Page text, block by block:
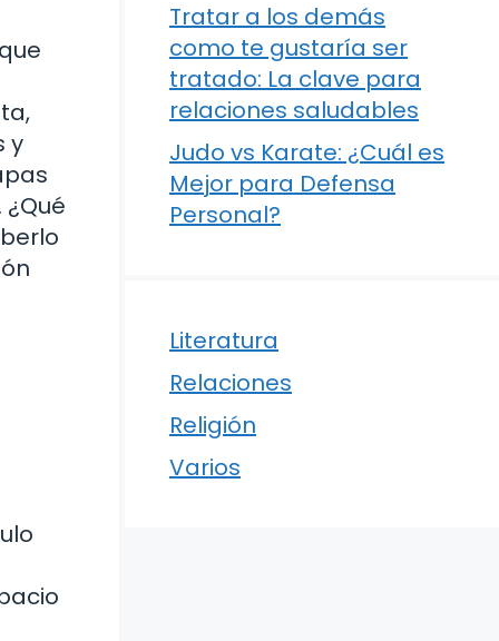
y
Tratar a los demás
como te gustaría ser
tratado: La clave para
relaciones saludables
Judo vs Karate: ¿Cuál es
Mejor para Defensa
Personal?
Literatura
Relaciones
Religión
Varios